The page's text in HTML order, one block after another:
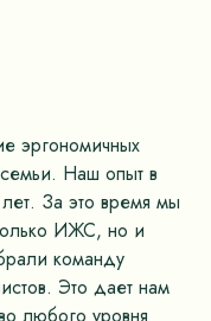
эргономичных
Наш опыт в
За это время мы
ИЖС, но и
команду
Это дает нам